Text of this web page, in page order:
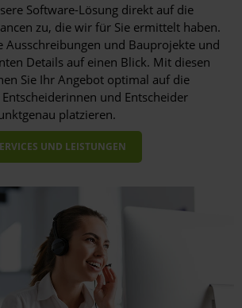
Software-Lösung direkt auf die
zu, die wir für Sie ermittelt haben.
Ausschreibungen und Bauprojekte und
Details auf einen Blick. Mit diesen
Sie Ihr Angebot optimal auf die
und Entscheider
platzieren.
UND LEISTUNGEN